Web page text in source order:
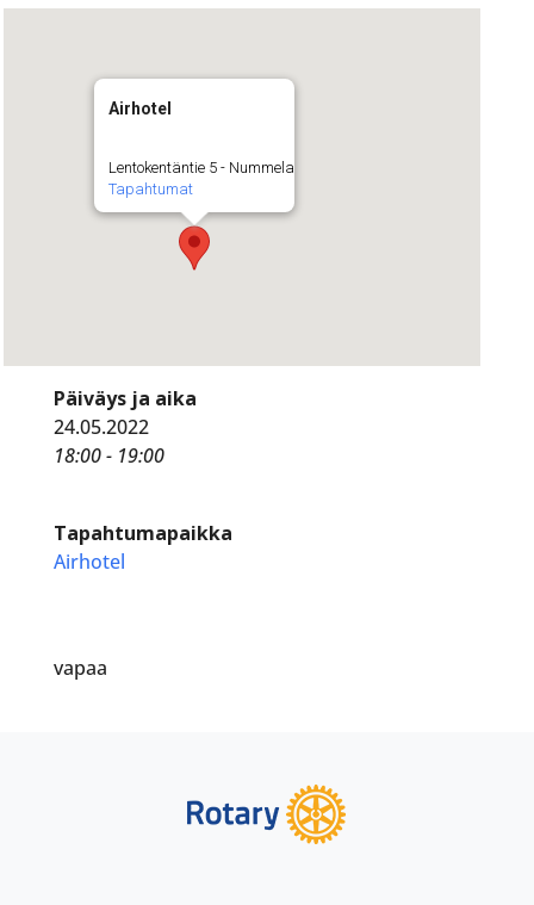
Airhotel
Lentokentäntie 5 - Nummela
Tapahtumat
Päiväys ja aika
24.05.2022
18:00 - 19:00
Tapahtumapaikka
Airhotel
vapaa